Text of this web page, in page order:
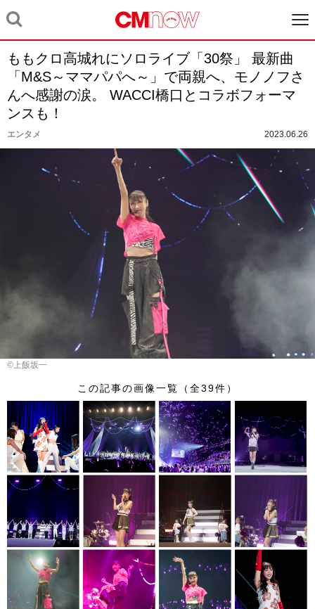
ももクロ高城れにソロライブ「30祭」 最新曲
「M&S～ママパパへ～」で両親へ、モノノフさ
んへ感謝の涙。 WACCI橋口とコラボフォーマ
ンスも！
エンタメ 2023.06.26
©︎上飯坂一
この記事の画像一覧（全39件）